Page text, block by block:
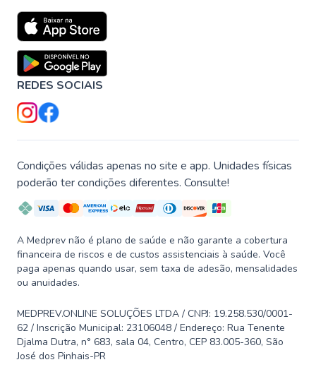
REDES SOCIAIS
Condições válidas apenas no site e app. Unidades físicas
poderão ter condições diferentes. Consulte!
A Medprev não é plano de saúde e não garante a cobertura
financeira de riscos e de custos assistenciais à saúde. Você
paga apenas quando usar, sem taxa de adesão, mensalidades
ou anuidades.
MEDPREV.ONLINE SOLUÇÕES LTDA / CNPJ: 19.258.530/0001-
62 / Inscrição Municipal: 23106048 / Endereço: Rua Tenente
Djalma Dutra, n° 683, sala 04, Centro, CEP 83.005-360, São
José dos Pinhais-PR